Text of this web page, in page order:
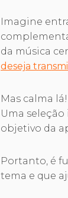
Imagine
da música
deseja
Mas calma
Uma
objetivo da
Portanto, é
tema e que